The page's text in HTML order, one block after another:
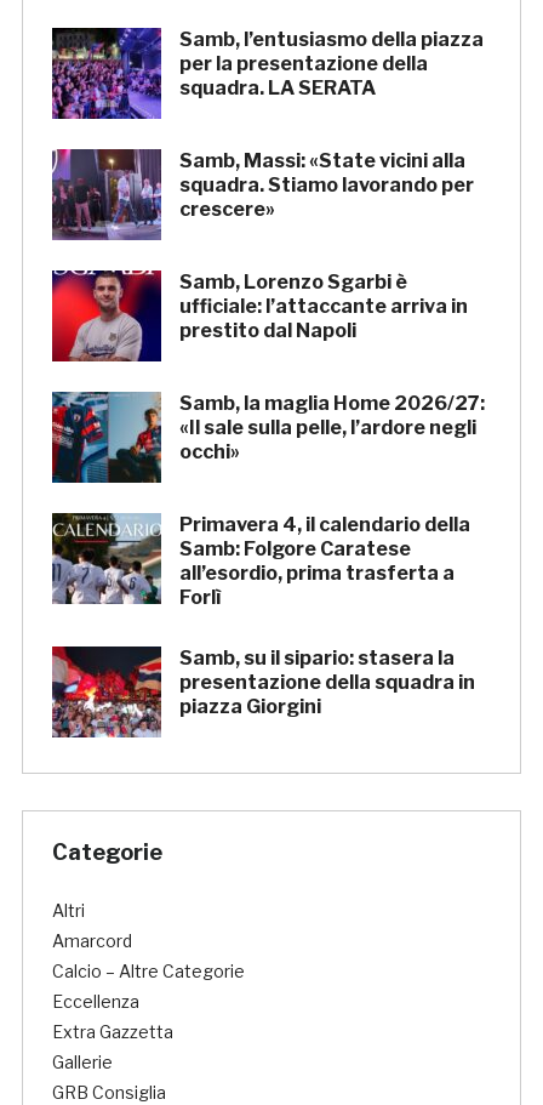
Samb, l’entusiasmo della piazza
per la presentazione della
squadra. LA SERATA
Samb, Massi: «State vicini alla
squadra. Stiamo lavorando per
crescere»
Samb, Lorenzo Sgarbi è
ufficiale: l’attaccante arriva in
prestito dal Napoli
Samb, la maglia Home 2026/27:
«Il sale sulla pelle, l’ardore negli
occhi»
Primavera 4, il calendario della
Samb: Folgore Caratese
all’esordio, prima trasferta a
Forlì
Samb, su il sipario: stasera la
presentazione della squadra in
piazza Giorgini
Categorie
Altri
Amarcord
Calcio – Altre Categorie
Eccellenza
Extra Gazzetta
Gallerie
GRB Consiglia